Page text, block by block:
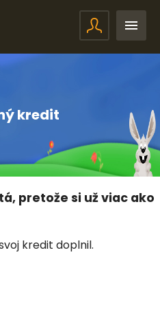
kredit
pretože si už viac ako
kredit doplnil.